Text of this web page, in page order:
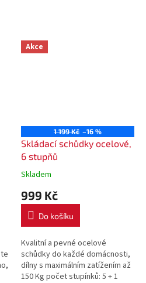
Akce
1 199 Kč –16 %
Skládací schůdky ocelové,
6 stupňů
Skladem
999 Kč
Do košíku
Kvalitní a pevné ocelové
schůdky do každé domácnosti,
dílny s maximálním zatížením až
150 Kg počet stupínků: 5 + 1